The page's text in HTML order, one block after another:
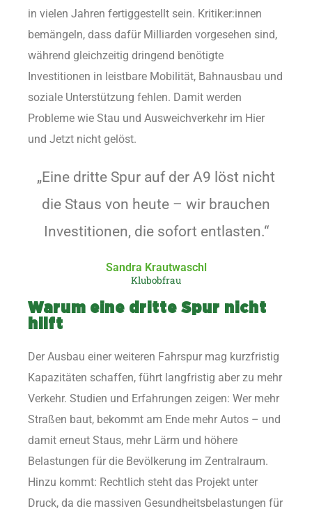
in vielen Jahren fertiggestellt sein. Kritiker:innen
bemängeln, dass dafür Milliarden vorgesehen sind,
während gleichzeitig dringend benötigte
Investitionen in leistbare Mobilität, Bahnausbau und
soziale Unterstützung fehlen. Damit werden
Probleme wie Stau und Ausweichverkehr im Hier
und Jetzt nicht gelöst.
„Eine dritte Spur auf der A9 löst nicht
die Staus von heute – wir brauchen
Investitionen, die sofort entlasten.“
Sandra Krautwaschl
Klubobfrau
Warum eine dritte Spur nicht
hilft
Der Ausbau einer weiteren Fahrspur mag kurzfristig
Kapazitäten schaffen, führt langfristig aber zu mehr
Verkehr. Studien und Erfahrungen zeigen: Wer mehr
Straßen baut, bekommt am Ende mehr Autos – und
damit erneut Staus, mehr Lärm und höhere
Belastungen für die Bevölkerung im Zentralraum.
Hinzu kommt: Rechtlich steht das Projekt unter
Druck, da die massiven Gesundheitsbelastungen für